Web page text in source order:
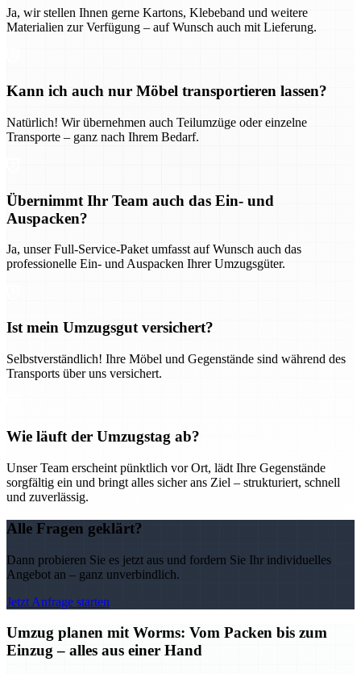
Ja, wir stellen Ihnen gerne Kartons, Klebeband und weitere
Materialien zur Verfügung – auf Wunsch auch mit Lieferung.
Kann ich auch nur Möbel transportieren lassen?
Natürlich! Wir übernehmen auch Teilumzüge oder einzelne
Transporte – ganz nach Ihrem Bedarf.
Übernimmt Ihr Team auch das Ein- und
Auspacken?
Ja, unser Full-Service-Paket umfasst auf Wunsch auch das
professionelle Ein- und Auspacken Ihrer Umzugsgüter.
Ist mein Umzugsgut versichert?
Selbstverständlich! Ihre Möbel und Gegenstände sind während des
Transports über uns versichert.
Wie läuft der Umzugstag ab?
Unser Team erscheint pünktlich vor Ort, lädt Ihre Gegenstände
sorgfältig ein und bringt alles sicher ans Ziel – strukturiert, schnell
und zuverlässig.
Alle Fragen geklärt?
Dann probieren Sie es jetzt aus und fordern Sie Ihr individuelles
Angebot an – ganz unverbindlich.
Jetzt Anfrage starten
Umzug planen mit Worms: Vom Packen bis zum
Einzug – alles aus einer Hand